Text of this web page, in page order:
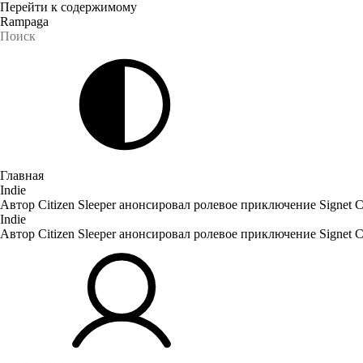
Перейти к содержимому
Rampaga
Главная
Indie
Автор Citizen Sleeper анонсировал ролевое приключение Signet
Indie
Автор Citizen Sleeper анонсировал ролевое приключение Signet